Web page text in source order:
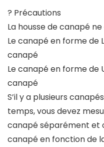
? Précautions
La housse de canapé
Le canapé en forme de
canapé
Le canapé en forme de
canapé
S’il y a plusieurs
temps, vous devez
canapé séparément et
canapé en fonction de